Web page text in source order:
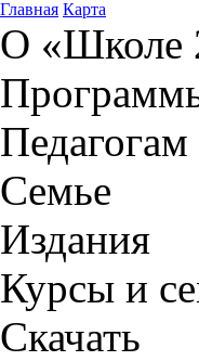
Главная Карта
О «Школе
Педагогам
Семье
Издания
Курсы и
Скачать